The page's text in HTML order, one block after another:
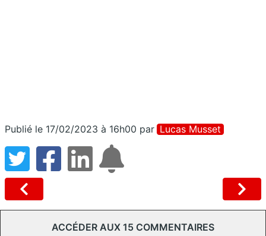
Publié le 17/02/2023 à 16h00 par Lucas Musset
ACCÉDER AUX 15 COMMENTAIRES